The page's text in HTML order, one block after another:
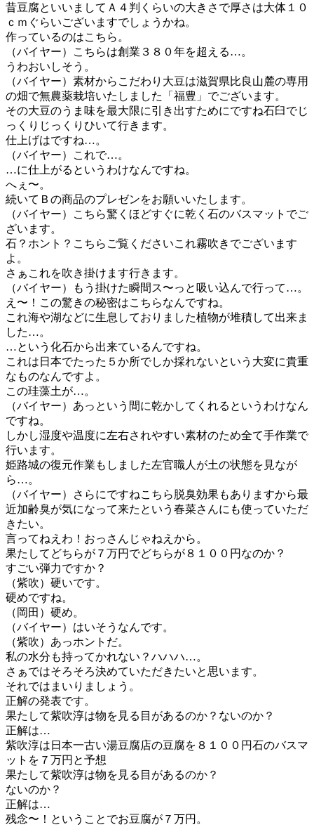
昔豆腐といいましてＡ４判くらいの大きさで厚さは大体１０
ｃｍぐらいございますでしょうかね。
作っているのはこちら。
（バイヤー）こちらは創業３８０年を超える…。
うわおいしそう。
（バイヤー）素材からこだわり大豆は滋賀県比良山麓の専用
の畑で無農薬栽培いたしました「福豊」でございます。
その大豆のうま味を最大限に引き出すためにですね石臼でじ
っくりじっくりひいて行きます。
仕上げはですね…。
（バイヤー）これで…。
…に仕上がるというわけなんですね。
へぇ〜。
続いてＢの商品のプレゼンをお願いいたします。
（バイヤー）こちら驚くほどすぐに乾く石のバスマットでご
ざいます。
石？ホント？こちらご覧くださいこれ霧吹きでございます
よ。
さぁこれを吹き掛けます行きます。
（バイヤー）もう掛けた瞬間ス〜っと吸い込んで行って…。
え〜！この驚きの秘密はこちらなんですね。
これ海や湖などに生息しておりました植物が堆積して出来ま
した…。
…という化石から出来ているんですね。
これは日本でたった５か所でしか採れないという大変に貴重
なものなんですよ。
この珪藻土が…。
（バイヤー）あっという間に乾かしてくれるというわけなん
ですね。
しかし湿度や温度に左右されやすい素材のため全て手作業で
行います。
姫路城の復元作業もしました左官職人が土の状態を見なが
ら…。
（バイヤー）さらにですねこちら脱臭効果もありますから最
近加齢臭が気になって来たという春菜さんにも使っていただ
きたい。
言ってねえわ！おっさんじゃねえから。
果たしてどちらが７万円でどちらが８１００円なのか？
すごい弾力ですか？
（紫吹）硬いです。
硬めですね。
（岡田）硬め。
（バイヤー）はいそうなんです。
（紫吹）あっホントだ。
私の水分も持ってかれない？ハハハ…。
さぁではそろそろ決めていただきたいと思います。
それではまいりましょう。
正解の発表です。
果たして紫吹淳は物を見る目があるのか？ないのか？
正解は…
紫吹淳は日本一古い湯豆腐店の豆腐を８１００円石のバスマ
ットを７万円と予想
果たして紫吹淳は物を見る目があるのか？
ないのか？
正解は…
残念〜！ということでお豆腐が７万円。